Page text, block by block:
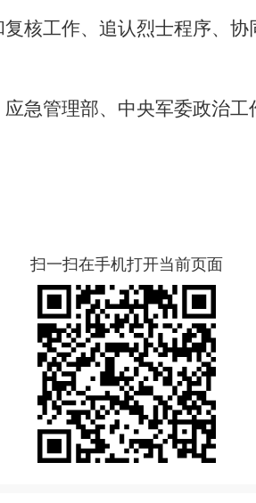
核工作、追认烈士程序、
急管理部、中央军委政治
扫一扫在手机打开当前页面